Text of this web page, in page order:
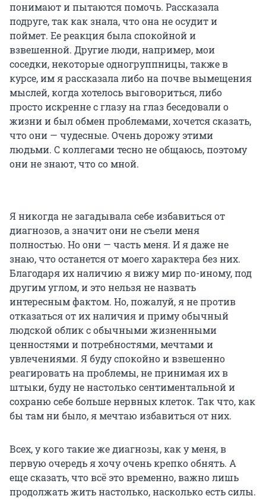
понимают и пытаются помочь. Рассказала
подруге, так как знала, что она не осудит и
поймет. Ее реакция была спокойной и
взвешенной. Другие люди, например, мои
соседки, некоторые одногруппницы, также в
курсе, им я рассказала либо на почве вымещения
мыслей, когда хотелось выговориться, либо
просто искренне с глазу на глаз беседовали о
жизни и был обмен проблемами, хочется сказать,
что они — чудесные. Очень дорожу этими
людьми. С коллегами тесно не общаюсь, поэтому
они не знают, что со мной.
Я никогда не загадывала себе избавиться от
диагнозов, а значит они не съели меня
полностью. Но они — часть меня. И я даже не
знаю, что останется от моего характера без них.
Благодаря их наличию я вижу мир по-иному, под
другим углом, и это нельзя не назвать
интересным фактом. Но, пожалуй, я не против
отказаться от их наличия и приму обычный
людской облик с обычными жизненными
ценностями и потребностями, мечтами и
увлечениями. Я буду спокойно и взвешенно
реагировать на проблемы, не принимая их в
штыки, буду не настолько сентиментальной и
сохраню себе больше нервных клеток. Так что, как
бы там ни было, я мечтаю избавиться от них.
Всех, у кого такие же диагнозы, как у меня, в
первую очередь я хочу очень крепко обнять. А
еще сказать, что всё это временно, важно лишь
продолжать жить настолько, насколько есть силы.